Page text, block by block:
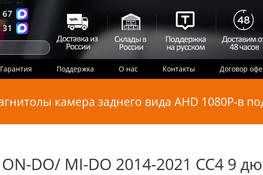
67
Гарантия Поддержка О нас Контакты Договор
камера заднего вида AHD 1080P-в
DO/ MI-DO 2014-2021 CC4 9